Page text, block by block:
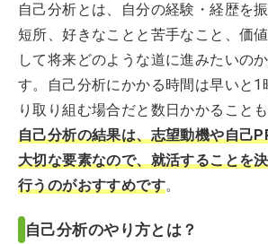
自己分析とは、自分の経験・経歴を
短所、好きなことと苦手なこと、価
して将来どのような道に進みたいの
す。自己分析にかかる時間は早いと1
り取り組む場合だと数日かかること
自己分析の結果は、志望動機や自己
大切な要素なので、就活することを
行うのがおすすめです。
自己分析のやり方とは？